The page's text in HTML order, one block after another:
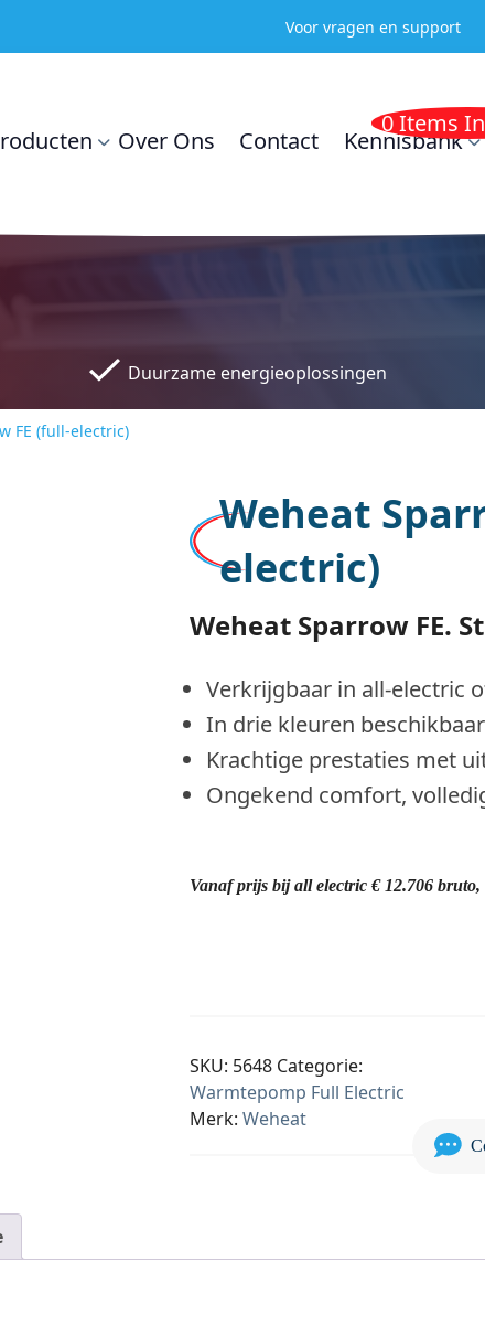
Voor vragen en support
Over Ons Contact Kennisbank
0 Items
Duurzame energieoplossingen
FE (full-electric)
Weheat
electric)
Weheat Sparrow FE.
Verkrijgbaar in all-electric
In drie kleuren beschikbaar
Krachtige prestaties met
Ongekend comfort,
Vanaf prijs bij all electric € 12.706
SKU: 5648 Categorie:
Warmtepomp Full Electric
Merk: Weheat